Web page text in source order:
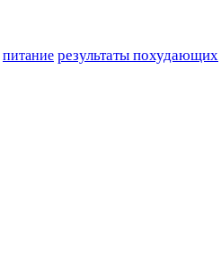
питание результаты похудающих